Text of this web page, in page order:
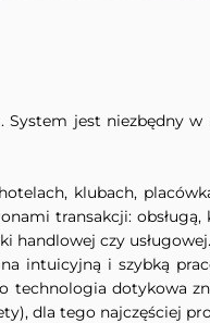
jest niezbędny
klubach,
transakcji:
handlowej czy usługowej.
intuicyjną i szybką
dotykowa
dla tego najczęściej